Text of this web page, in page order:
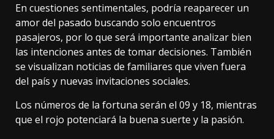
En cuestiones sentimentales, podría reaparecer un
amor del pasado buscando solo encuentros
pasajeros, por lo que será importante analizar bien
las intenciones antes de tomar decisiones. También
se visualizan noticias de familiares que viven fuera
del país y nuevas invitaciones sociales.
Los números de la fortuna serán el 09 y 18, mientras
que el rojo potenciará la buena suerte y la pasión.